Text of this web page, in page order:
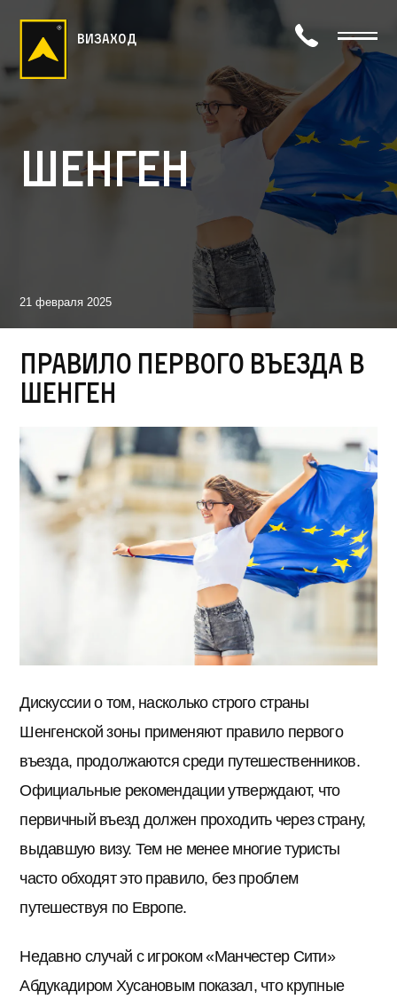
визаход
Шенген
21 февраля 2025
Правило первого въезда в
Шенген
Дискуссии о том, насколько строго страны
Шенгенской зоны применяют правило первого
въезда, продолжаются среди путешественников.
Официальные рекомендации утверждают, что
первичный въезд должен проходить через страну,
выдавшую визу. Тем не менее многие туристы
часто обходят это правило, без проблем
путешествуя по Европе.
Недавно случай с игроком «Манчестер Сити»
Абдукадиром Хусановым показал, что крупные